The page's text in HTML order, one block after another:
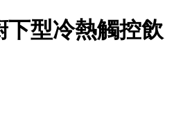
下型冷熱觸控飲